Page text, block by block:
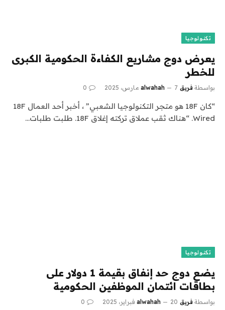
تكنولوجيا
يعرض دوج مشاريع الكفاءة الحكومية الكبرى
للخطر
بواسطة فريق alwahah 7 مارس، 2025 0
“كان 18F هو متجر التكنولوجيا الشعبي” ، أخبر أحد العمال 18F
Wired. “هناك ثقب عملاق تركته إغلاق 18F. طلبت طلبات…
تكنولوجيا
يضع دوج حد إنفاق بقيمة 1 دولار على
بطاقات ائتمان الموظفين الحكومية
بواسطة فريق alwahah 20 فبراير، 2025 0